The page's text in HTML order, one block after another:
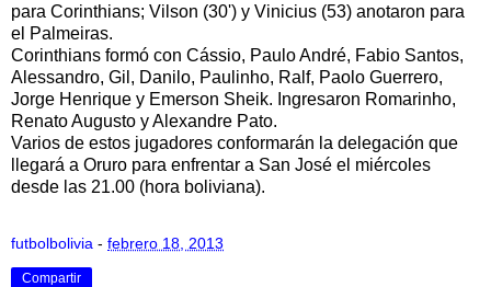
para Corinthians; Vilson (30') y Vinicius (53) anotaron para
el Palmeiras.
Corinthians formó con Cássio, Paulo André, Fabio Santos,
Alessandro, Gil, Danilo, Paulinho, Ralf, Paolo Guerrero,
Jorge Henrique y Emerson Sheik. Ingresaron Romarinho,
Renato Augusto y Alexandre Pato.
Varios de estos jugadores conformarán la delegación que
llegará a Oruro para enfrentar a San José el miércoles
desde las 21.00 (hora boliviana).
futbolbolivia - febrero 18, 2013
Compartir